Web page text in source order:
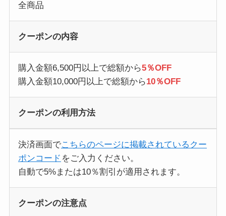
全商品
クーポンの内容
購入金額6,500円以上で総額から5％OFF
購入金額10,000円以上で総額から10％OFF
クーポンの利用方法
決済画面でこちらのページに掲載されているクー
ポンコード をご入力ください。
自動で5%または10％割引が適用されます。
クーポンの注意点